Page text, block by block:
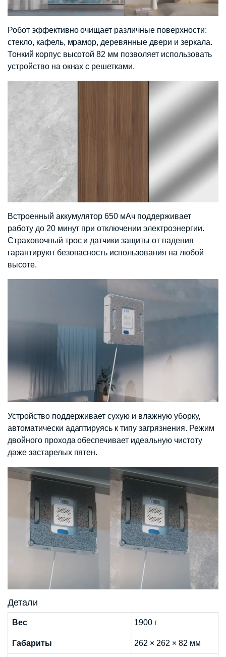
Робот эффективно очищает различные поверхности:
стекло, кафель, мрамор, деревянные двери и зеркала.
Тонкий корпус высотой 82 мм позволяет использовать
устройство на окнах с решетками.
Встроенный аккумулятор 650 мАч поддерживает
работу до 20 минут при отключении электроэнергии.
Страховочный трос и датчики защиты от падения
гарантируют безопасность использования на любой
высоте.
Устройство поддерживает сухую и влажную уборку,
автоматически адаптируясь к типу загрязнения. Режим
двойного прохода обеспечивает идеальную чистоту
даже застарелых пятен.
Детали
Вес 1900 г
Габариты 262 × 262 × 82 мм